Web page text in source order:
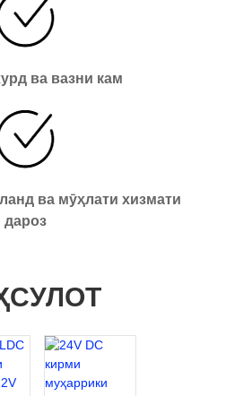
ва вазни кам
ва мӯҳлати хизмати
дароз